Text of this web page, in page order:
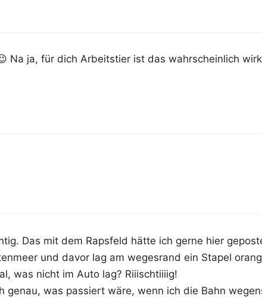
Na ja, für dich Arbeits­tier ist das wahr­schein­lich
Das mit dem Raps­feld hät­te ich ger­ne hier
und davor lag am weges­rand ein Sta­pel
was nicht im Auto lag? Riiischtiiiig!
genau, was pas­siert wäre, wenn ich die Bahn